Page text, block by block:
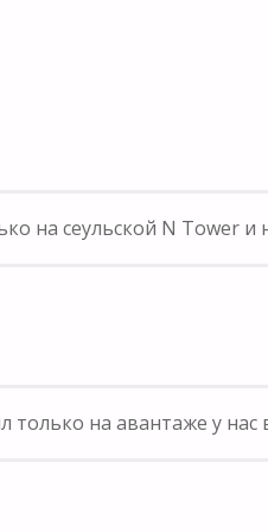
на сеульской N Tower и
только на авантаже у нас